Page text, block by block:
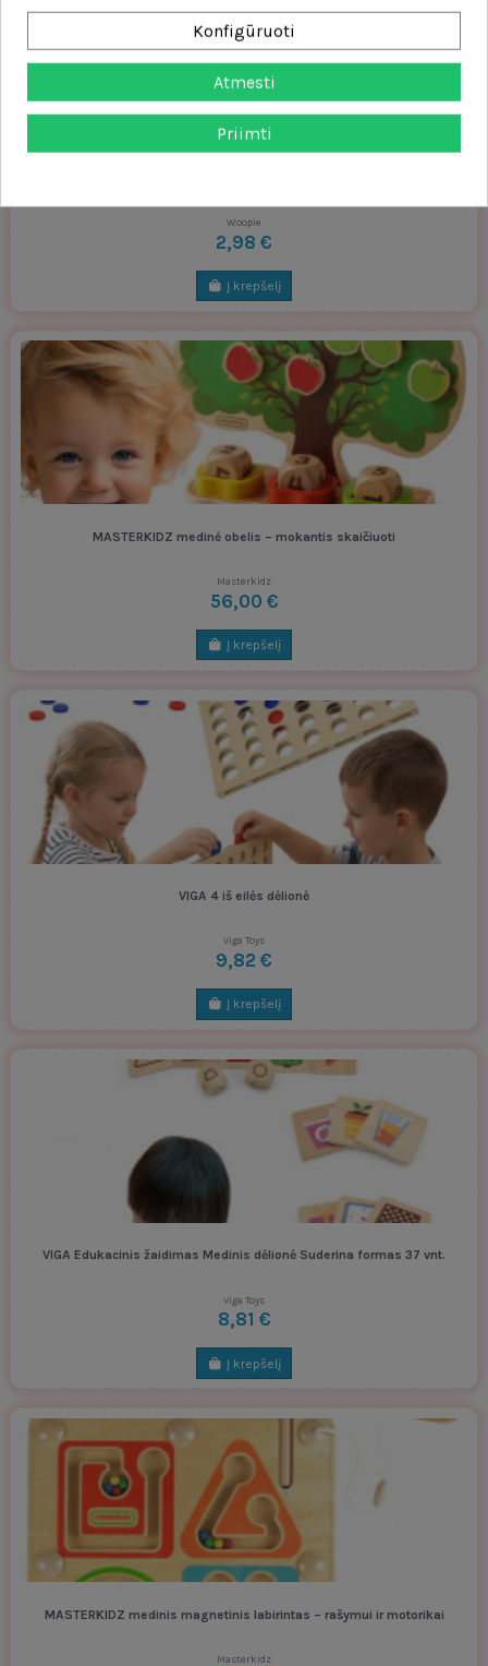
Woopie
2,98 €
Į krepšelį
MASTERKIDZ medinė obelis – mokantis skaičiuoti
Masterkidz
56,00 €
Į krepšelį
VIGA 4 iš eilės dėlionė
Viga Toys
9,82 €
Į krepšelį
VIGA Edukacinis žaidimas Medinis dėlionė Suderina formas 37 vnt.
Viga Toys
8,81 €
Į krepšelį
MASTERKIDZ medinis magnetinis labirintas – rašymui ir motorikai
Masterkidz
Konfigūruoti
Atmesti
Priimti